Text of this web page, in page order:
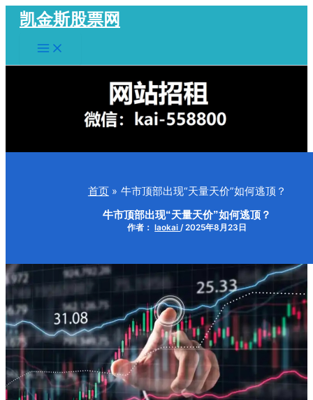
容
凯金斯股票网
Main
Menu
首页 牛市顶部出现“天量天价”如何逃顶？
牛市顶部出现“天量天价”如何逃顶？
作者： laokai /2025年8月23日